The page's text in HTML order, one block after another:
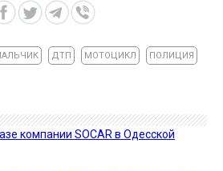
ДТП МОТОЦИКЛ ПОЛИЦИЯ
компании SOCAR в Одесской